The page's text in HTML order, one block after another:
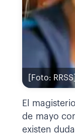
[Foto:
El
de mayo
existen